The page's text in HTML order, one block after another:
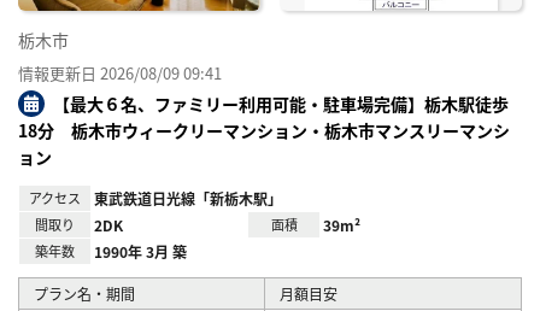
栃木市
情報更新日 2026/08/09 09:41
【最大６名、ファミリー利用可能・駐車場完備】栃木駅徒歩
18分 栃木市ウィークリーマンション・栃木市マンスリーマンシ
ョン
アクセス 東武鉄道日光線「新栃木駅」
間取り 2DK 面積 39m²
築年数 1990年 3月 築
プラン名・期間 月額目安